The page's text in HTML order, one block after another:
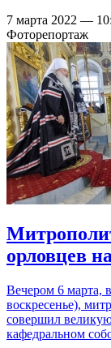
7 марта 2022 —
Фоторепортаж
орловцев
Вечером 6 марта,
воскресенье),
совершил
кафедральном